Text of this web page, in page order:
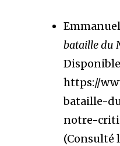
bataille du
https://
bataille-
notre-
(Consulté